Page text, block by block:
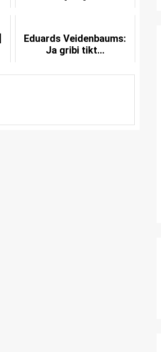
Eduards Veidenbaums:
Ja gribi tikt...